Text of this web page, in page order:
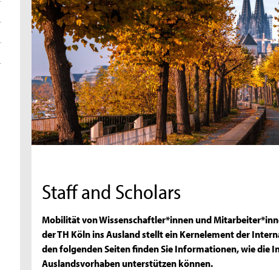
Staff and Scholars
Mobilität von Wissenschaftler*innen und
der TH Köln ins Ausland stellt ein Kernelement der
den folgenden Seiten finden Sie Informationen, wie die
Auslandsvorhaben unterstützen können.